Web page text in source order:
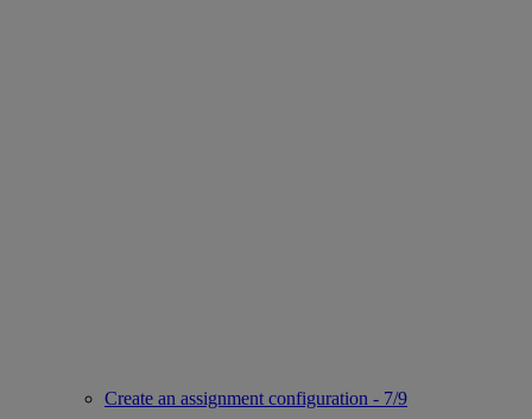
Create an assignment configuration - 7/9